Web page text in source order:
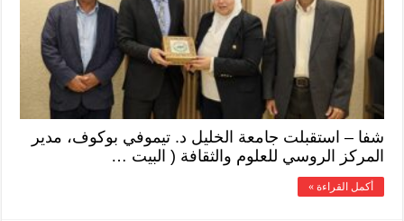
شفا – استقبلت جامعة الخليل د. تيموفي بوكوف، مدير
المركز الروسي للعلوم والثقافة ( البيت …
أكمل القراءة »